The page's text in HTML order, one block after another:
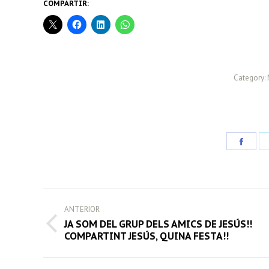
COMPARTIR:
Category:
POST
NAVIGATION
ANTERIOR
Previous
JA SOM DEL GRUP DELS AMICS DE JESÚS!!
COMPARTINT JESÚS, QUINA FESTA!!